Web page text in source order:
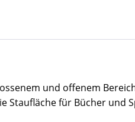
und offenem
Staufläche für Bücher und